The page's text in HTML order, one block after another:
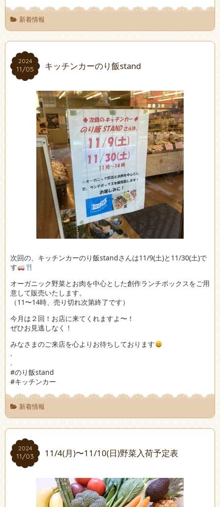
新着情報
2024
11/05
2024
11/05 キッチンカーのり飯stand
次回の、キッチンカーのり飯standさんは11/9(土)と11/30(土)で
す
オーガニック野菜とお肉を中心とした創作ランチボックスをご用
意して販売いたします。
（11〜14時、売り切れ次第終了です）
今月は２回！お店に来てくれますよ〜！
ぜひお見逃しなく！
みなさまのご来店を心よりお待ちしております
.
.
#のり飯stand
#キッチンカー
新着情報
2024
11/03
2024
11/03 11/4(月)〜11/10(日)野菜入荷予定表